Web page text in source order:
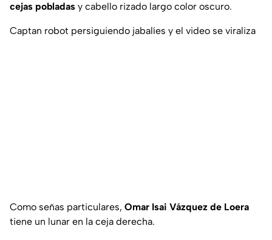
cejas pobladas y cabello rizado largo color oscuro.
Captan robot persiguiendo jabalíes y el video se viraliza
Como señas particulares, Omar Isai Vázquez de Loera
tiene un lunar en la ceja derecha.